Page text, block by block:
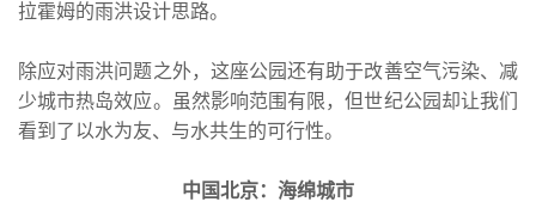
拉霍姆的雨洪设计思路。
除应对雨洪问题之外，这座公园还有助于改善空气污染、减
少城市热岛效应。虽然影响范围有限，但世纪公园却让我们
看到了以水为友、与水共生的可行性。
中国北京：海绵城市